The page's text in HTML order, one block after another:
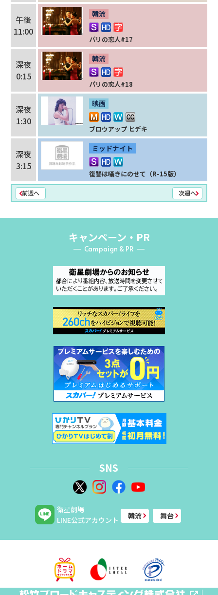
午後
11:00
韓流
パリの恋人#17
深夜
0:15
韓流
パリの恋人#18
深夜
1:30
映画
ブロウアップ ヒデキ
深夜
3:15
ミッドナイト
復讐は囁きにのせて（R-15版）
前週へ 次週へ
キャンペーン・PR
Campaign & PR
SNS
衛星劇場
LINE公式アカウント
韓流 舞台